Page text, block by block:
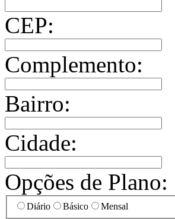
CEP:
Complemento:
Bairro:
Cidade:
Opções de Plano:
Diário Básico Mensal